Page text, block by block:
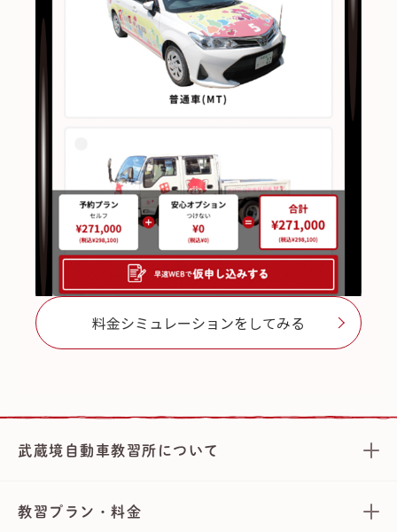
料金シミュレーションをしてみる
武蔵境自動車教習所について
教習プラン・料金